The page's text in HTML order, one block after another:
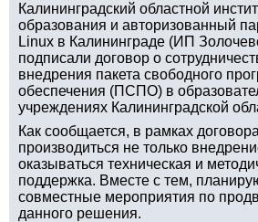
Калининградский областной
образования и авторизованный
Linux в Калининграде (ИП
подписали договор о
внедрения пакета свободного
обеспечения (ПСПО) в
учреждениях Калининградской
Как сообщается, в рамках
производиться не только
оказываться техническая и
поддержка. Вместе с тем,
совместные мероприятия по
данного решения.